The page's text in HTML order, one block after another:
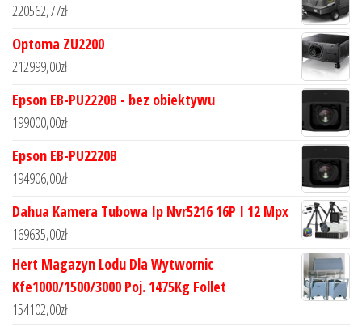
220562,77zł
Optoma ZU2200
212999,00zł
Epson EB-PU2220B - bez obiektywu
199000,00zł
Epson EB-PU2220B
194906,00zł
Dahua Kamera Tubowa Ip Nvr5216 16P I 12 Mpx
169635,00zł
Hert Magazyn Lodu Dla Wytwornic
Kfe1000/1500/3000 Poj. 1475Kg Follet
154102,00zł